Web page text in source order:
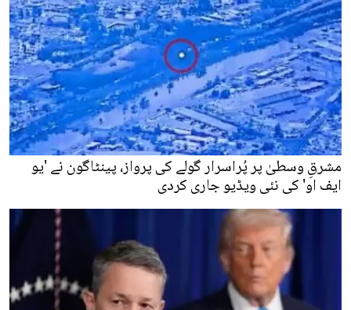
مشرقِ وسطیٰ پر پُراسرار گولے کی پرواز، پینٹاگون نے 'یو
ایف او' کی نئی ویڈیو جاری کردی